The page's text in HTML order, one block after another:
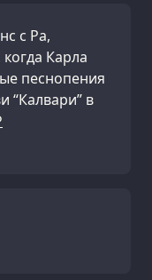
с Ра,
Карла
песнопения
“Калвари” в